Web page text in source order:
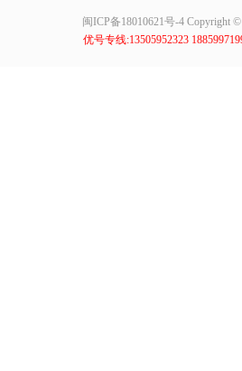
闽ICP备18010621号-4 Copyright
优号专线:13505952323